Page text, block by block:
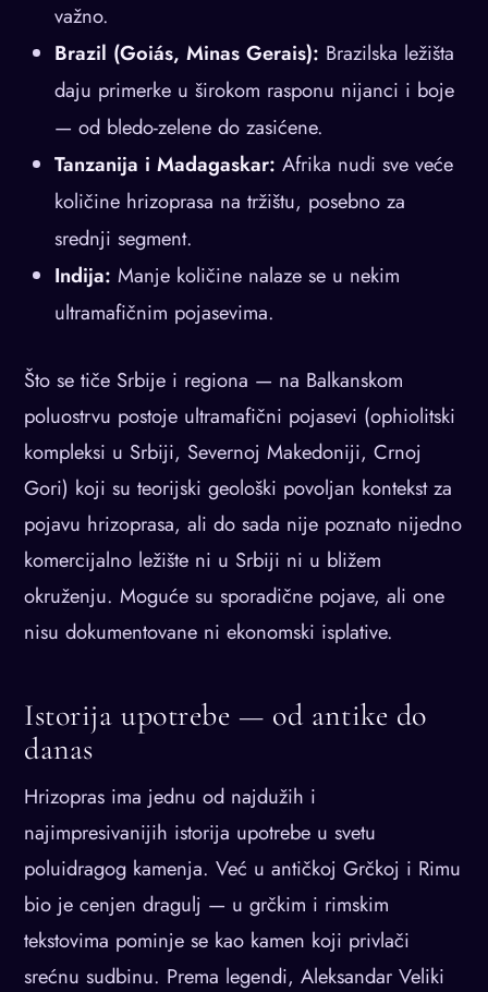
važno.
Brazil (Goiás, Minas Gerais): Brazilska ležišta
daju primerke u širokom rasponu nijanci i boje
— od bledo-zelene do zasićene.
Tanzanija i Madagaskar: Afrika nudi sve veće
količine hrizoprasа na tržištu, posebno za
srednji segment.
Indija: Manje količine nalaze se u nekim
ultramafičnim pojasevima.
Što se tiče Srbije i regiona — na Balkanskom
poluostrvu postoje ultramafični pojasevi (ophiolitski
kompleksi u Srbiji, Severnoj Makedoniji, Crnoj
Gori) koji su teorijski geološki povoljan kontekst za
pojavu hrizoprasа, ali do sada nije poznato nijedno
komercijalno ležište ni u Srbiji ni u bližem
okruženju. Moguće su sporadične pojave, ali one
nisu dokumentovane ni ekonomski isplative.
Istorija upotrebe — od antike do
danas
Hrizopras ima jednu od najdužih i
najimpresivanijih istorija upotrebe u svetu
poluidragog kamenja. Već u antičkoj Grčkoj i Rimu
bio je cenjen dragulj — u grčkim i rimskim
tekstovima pominje se kao kamen koji privlači
srećnu sudbinu. Prema legendi, Aleksandar Veliki